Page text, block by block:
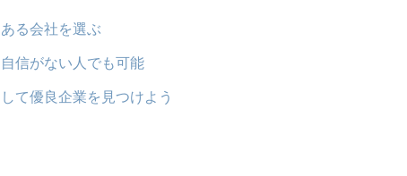
る会社を選ぶ
信がない人でも可能
て優良企業を見つけよう